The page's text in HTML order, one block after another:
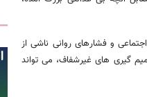
و فشارهای روانی ناشی از
گیری های غیرشفاف، می تواند